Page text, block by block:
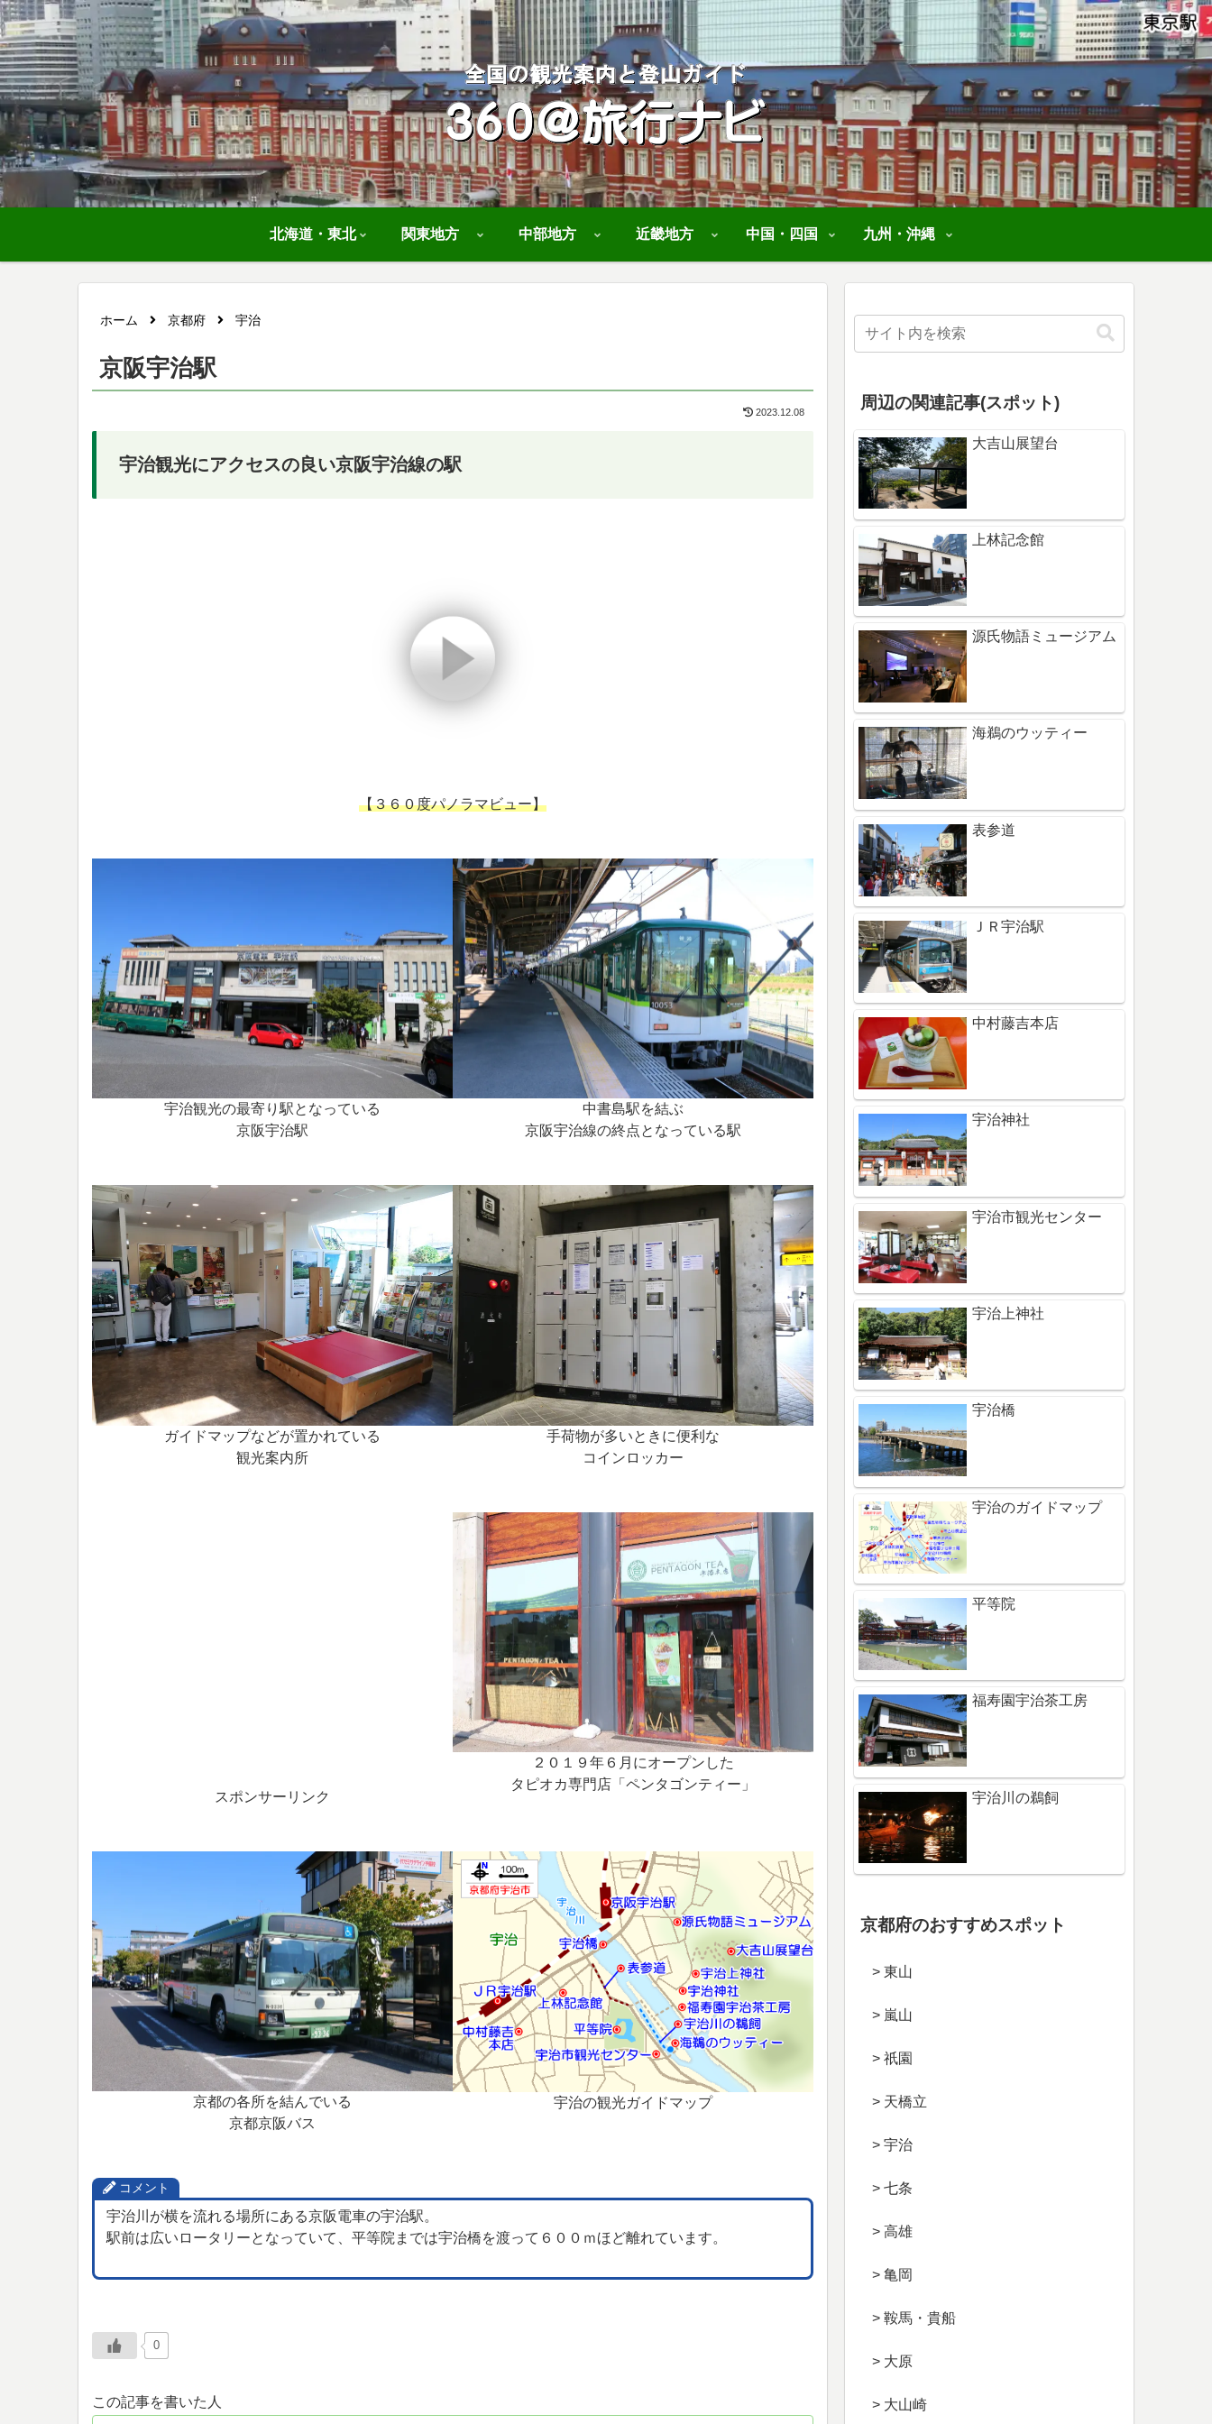
北海道・東北 関東地方 中部地方 近畿地方 中国・四国 九州・沖縄
ホーム 京都府 宇治
京阪宇治駅
2023.12.08
宇治観光にアクセスの良い京阪宇治線の駅
【３６０度パノラマビュー】
宇治観光の最寄り駅となっている
京阪宇治駅
中書島駅を結ぶ
京阪宇治線の終点となっている駅
ガイドマップなどが置かれている
観光案内所
手荷物が多いときに便利な
コインロッカー
スポンサーリンク
２０１９年６月にオープンした
タピオカ専門店「ペンタゴンティー」
京都の各所を結んでいる
京都京阪バス
宇治の観光ガイドマップ
コメント
宇治川が横を流れる場所にある京阪電車の宇治駅。
駅前は広いロータリーとなっていて、平等院までは宇治橋を渡って６００ｍほど離れています。
0
この記事を書いた人
周辺の関連記事(スポット)
大吉山展望台
上林記念館
源氏物語ミュージアム
海鵜のウッティー
表参道
ＪＲ宇治駅
中村藤吉本店
宇治神社
宇治市観光センター
宇治上神社
宇治橋
宇治のガイドマップ
平等院
福寿園宇治茶工房
宇治川の鵜飼
京都府のおすすめスポット
> 東山
> 嵐山
> 祇園
> 天橋立
> 宇治
> 七条
> 高雄
> 亀岡
> 鞍馬・貴船
> 大原
> 大山崎